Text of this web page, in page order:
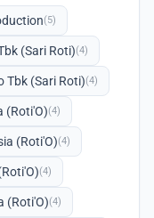
(5)
(Sari Roti)(4)
Tbk (Sari Roti)(4)
(Roti'O)(4)
(Roti'O)(4)
(4)
(Roti'O)(4)